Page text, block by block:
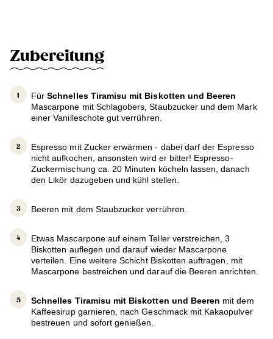
Zubereitung
FürSchnelles Tiramisu mit Biskotten und Beeren
Mascarpone mit Schlagobers, Staubzucker und dem Mark
einer Vanilleschote gut verrühren.
Espresso mit Zucker erwärmen - dabei darf der Espresso
nicht aufkochen, ansonsten wird er bitter! Espresso-
Zuckermischung ca. 20 Minuten köcheln lassen, danach
den Likör dazugeben und kühl stellen.
Beeren mit dem Staubzucker verrühren.
Etwas Mascarpone auf einem Teller verstreichen, 3
Biskotten auflegen und darauf wieder Mascarpone
verteilen. Eine weitere Schicht Biskotten auftragen, mit
Mascarpone bestreichen und darauf die Beeren anrichten.
Schnelles Tiramisu mit Biskotten und Beeren mit dem
Kaffeesirup garnieren, nach Geschmack mit Kakaopulver
bestreuen und sofort genießen.